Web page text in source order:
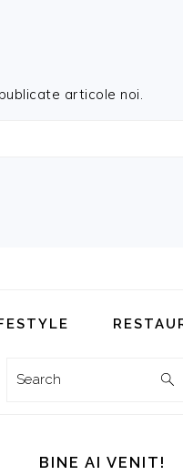
articole noi.
Search
BINE AI VENIT!